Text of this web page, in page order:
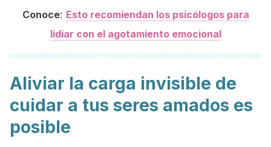
Conoce: Esto recomiendan los psicólogos para
lidiar con el agotamiento emocional
Aliviar la carga invisible de
cuidar a tus seres amados es
posible